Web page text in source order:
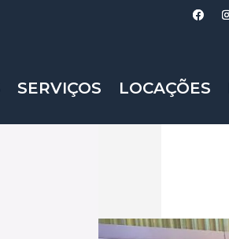
SERVIÇOS LOCAÇÕES